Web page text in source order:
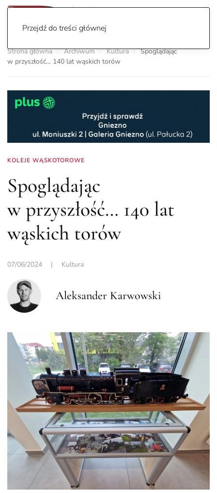
Przejdź do treści głównej
Strona główna Archiwum Kultura
Spoglądając
w przyszłość… 140 lat wąskich torów
KOLEJE WĄSKOTOROWE
Spoglądając
w przyszłość… 140 lat
wąskich torów
07/06/2024 | Kultura
Aleksander Karwowski